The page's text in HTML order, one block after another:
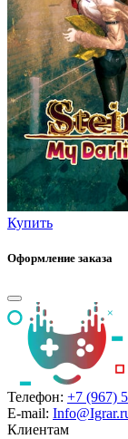
Купить
Оформление заказа
Телефон: +7 (967)
E-mail:
Клиентам